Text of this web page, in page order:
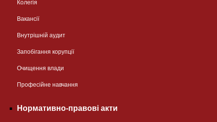
Колегія
Вакансії
Внутрішній аудит
Запобігання корупції
Очищення влади
Професійне навчання
Нормативно-правові акти